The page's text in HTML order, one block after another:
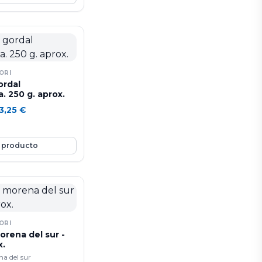
y de sabor dulce
250 g. aprox.
€
producto
del sur -
del sur